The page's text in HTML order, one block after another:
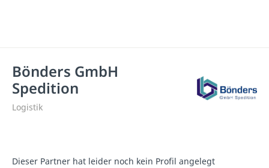
Bönders GmbH
Spedition
Logistik
Dieser Partner hat leider noch kein Profil angelegt